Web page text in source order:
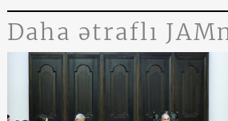
Daha ətraflı